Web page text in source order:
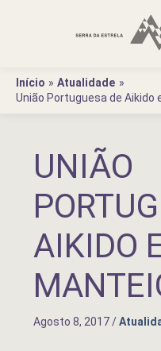
Início
Atualidade
União Portuguesa de Aikido
UNIÃO
AIKIDO
Agosto 8, 2017/